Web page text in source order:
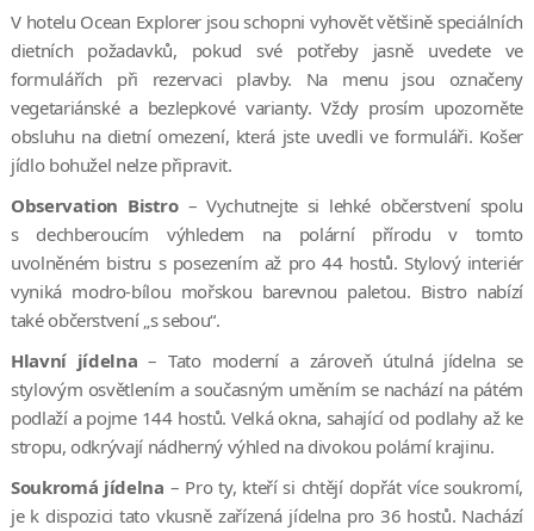
domova největšího fjordového systému na světě – kde budete
obdivovat rozmanitou a drsnou krajinu. Poznáte grónskou
kulturu v osadě Ittoqqortoormiit, navštívíte starobylá naleziště
kultury Thule a budete žasnout nad obrovskými ledovci,
mohutnými ledovými krami a ostrými horskými štíty v krajině
půlnočního slunce. Kouzlo této plavby spočívá v objevování
letním světlem.
Northwest Passage: Epic High Arctic
Prozkoumejte legendární Severozápadní průjezd na 17ti denní
plavbě lodí Ocean Explorer. Tato expedice Vás provede
kanadskou Arktidou a Grónskem, navštívíte inuitské komunity a
ledovcový fjord Ilulissat, který je zapsán na seznamu UNESCO.
Cestou ve šlépjejích objevitelů budete mít možnost spatřit
rozmanitou arktickou faunu, včetně velryb, mrožů, pižmoňů a
Northwest Passage: The Legendary Arctic Sea Route
V hotelu Ocean Explorer jsou schopni vyhovět většině speciálních
dietních požadavků, pokud své potřeby jasně uvedete ve
formulářích při rezervaci plavby. Na menu jsou označeny
vegetariánské a bezlepkové varianty. Vždy prosím upozorněte
obsluhu na dietní omezení, která jste uvedli ve formuláři. Košer
jídlo bohužel nelze připravit.
Observation Bistro– Vychutnejte si lehké občerstvení spolu
s dechberoucím výhledem na polární přírodu v tomto
uvolněném bistru s posezením až pro 44 hostů. Stylový interiér
vyniká modro-bílou mořskou barevnou paletou. Bistro nabízí
také občerstvení „s sebou“.
Hlavní jídelna – Tato moderní a zároveň útulná jídelna se
stylovým osvětlením a současným uměním se nachází na pátém
podlaží a pojme 144 hostů. Velká okna, sahající od podlahy až ke
stropu, odkrývají nádherný výhled na divokou polární krajinu.
Soukromá jídelna – Pro ty, kteří si chtějí dopřát více soukromí,
je k dispozici tato vkusně zařízená jídelna pro 36 hostů. Nachází